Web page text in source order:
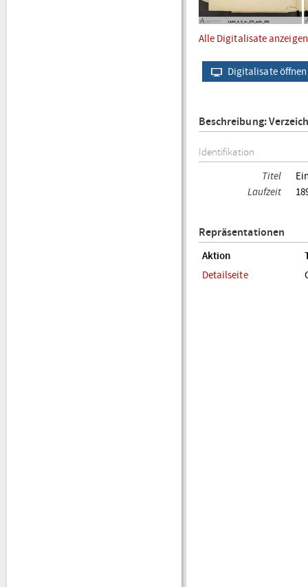
Alle Digitalisate
Digitalisate öffnen
Beschreibung:
Identifikation
Titel
Laufzeit
Repräsentationen
Aktion
Detailseite